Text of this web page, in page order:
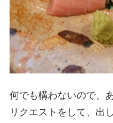
何でも構わないので、
リクエストをして、出